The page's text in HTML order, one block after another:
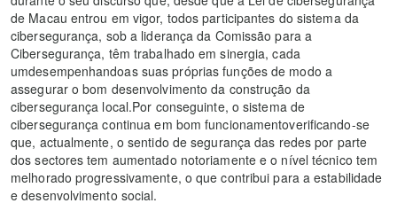
de Macau entrou em vigor, todos participantes do sistema da
cibersegurança, sob a liderança da Comissão para a
Cibersegurança, têm trabalhado em sinergia, cada
umdesempenhandoas suas próprias funções de modo a
assegurar o bom desenvolvimento da construção da
cibersegurança local.Por conseguinte, o sistema de
cibersegurança continua em bom funcionamentoverificando-se
que, actualmente, o sentido de segurança das redes por parte
dos sectores tem aumentado notoriamente e o nível técnico tem
melhorado progressivamente, o que contribui para a estabilidade
e desenvolvimento social.